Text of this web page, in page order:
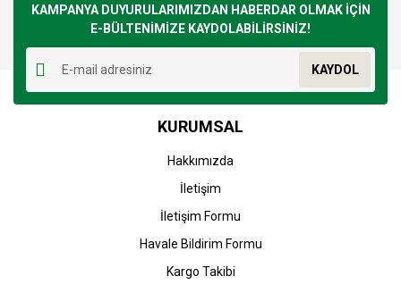
Görüş ve önerileriniz için teşekkür ederiz.
Ürün resmi kalitesiz, bozuk veya görüntülenemiyor.
Ürün açıklamasında eksik bilgiler bulunuyor.
Ürün bilgilerinde hatalar bulunuyor.
Ürün fiyatı diğer sitelerden daha pahalı.
Gönder
KAMPANYA DUYURULARIMIZDAN HABERDAR OLMAK İÇİN
E-BÜLTENİMİZE KAYDOLABİLİRSİNİZ!
KAYDOL
KURUMSAL
Hakkımızda
İletişim
İletişim Formu
Havale Bildirim Formu
Kargo Takibi